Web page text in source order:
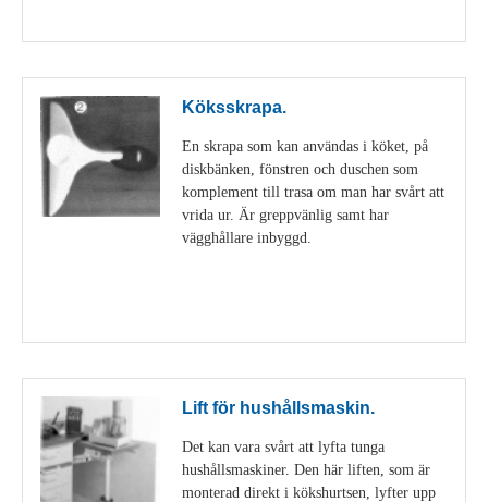
Köksskrapa.
En skrapa som kan användas i köket, på
diskbänken, fönstren och duschen som
komplement till trasa om man har svårt att
vrida ur. Är greppvänlig samt har
vägghållare inbyggd.
Lift för hushållsmaskin.
Det kan vara svårt att lyfta tunga
hushållsmaskiner. Den här liften, som är
monterad direkt i kökshurtsen, lyfter upp